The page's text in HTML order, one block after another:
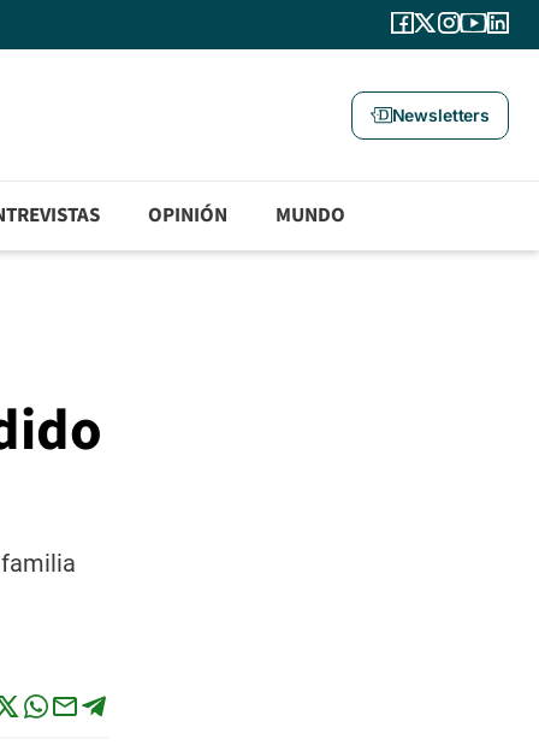
Newsletters
OPINIÓN MUNDO